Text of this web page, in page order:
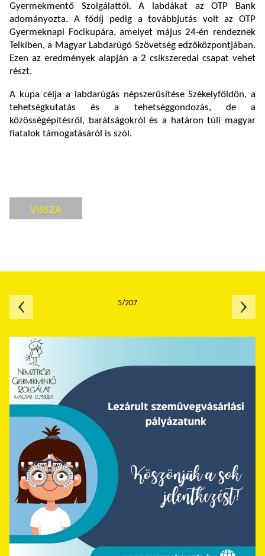
Gyermekmentő Szolgálattól. A labdákat az OTP Bank
adományozta. A fődíj pedig a továbbjutás volt az OTP
Gyermeknapi Focikupára, amelyet május 24-én rendeznek
Telkiben, a Magyar Labdarúgó Szövetség edzőközpontjában.
Ezen az eredmények alapján a 2 csíkszeredai csapat vehet
részt.
A kupa célja a labdarúgás népszerűsítése Székelyföldön, a
tehetségkutatás és a tehetséggondozás, de a
közösségépítésről, barátságokról és a határon túli magyar
fiatalok támogatásáról is szól.
VISSZA
5/207